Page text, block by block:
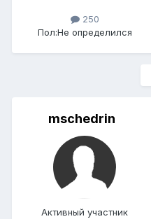
250
Пол:Не определился
mschedrin
Активный участник